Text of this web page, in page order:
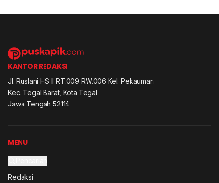
KANTOR REDAKSI
Jl. Ruslani HS II RT.009 RW.006 Kel. Pekauman
Kec. Tegal Barat, Kota Tegal
Jawa Tengah 52114
MENU
Redaksi